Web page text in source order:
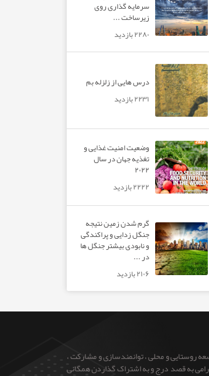
سرمایه گذاری روی
زیرساخت ...
۲۲۸۰ بازدید
درس هایی از زلزله بم
۲۲۳۱ بازدید
وضعیت امنیت غذایی و
تغذیه جهان در سال
۲۰۲۲
۲۲۲۲ بازدید
گرم شدن زمین نتیجه
جنگل زدایی و پراکندگی
و نابودی بیشتر جنگل ها
در ...
۲۱۰۶ بازدید
روستایی و محلی ، توانمندسازی و مشارکت ،
گرامی به قصد درج و به اشتراک گذاردن همگانی